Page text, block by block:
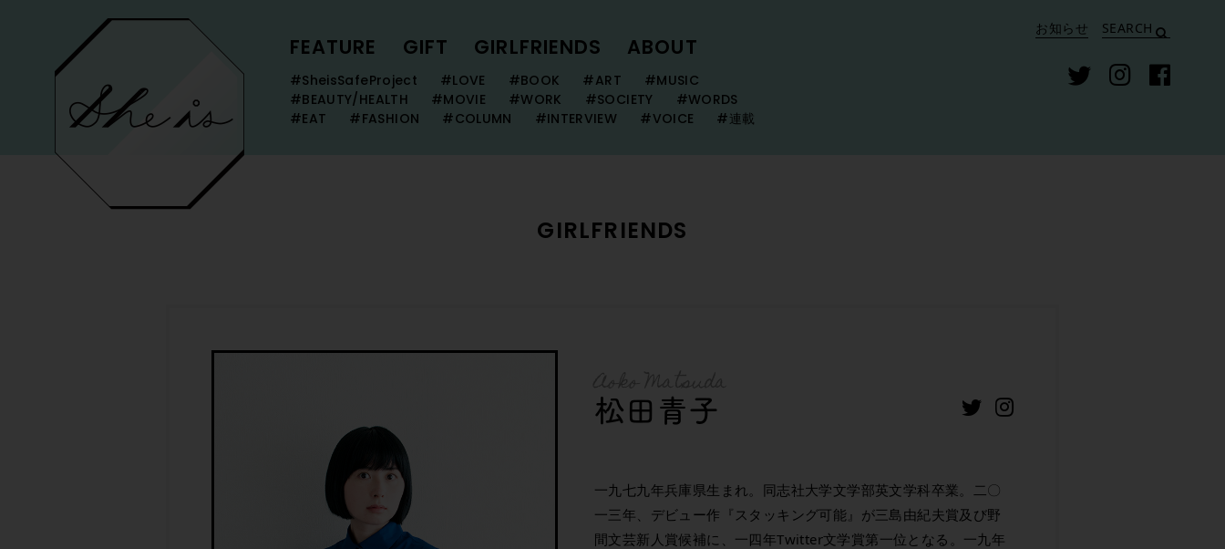
FEATURE GIFT GIRLFRIENDS ABOUT
#SheisSafeProject #LOVE #BOOK #ART
#MUSIC
#BEAUTY/HEALTH
#MOVIE #WORK #SOCIETY
#WORDS
#EAT
#FASHION #COLUMN #INTERVIEW #VOICE #連載
お知らせ SEARCH
GIRLFRIENDS
松田青子
一九七九年兵庫県生まれ。同志社大学文学部英文学科卒業。二〇
一三年、デビュー作『スタッキング可能』が三島由紀夫賞及び野
間文芸新人賞候補に、一四年Twitter文学賞第一位となる。一九年